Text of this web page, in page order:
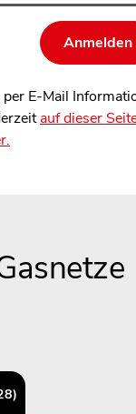
E-Mail
auf dieser